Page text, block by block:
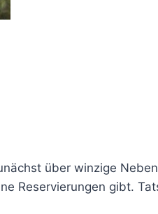
über winzige
Reservierungen gibt.